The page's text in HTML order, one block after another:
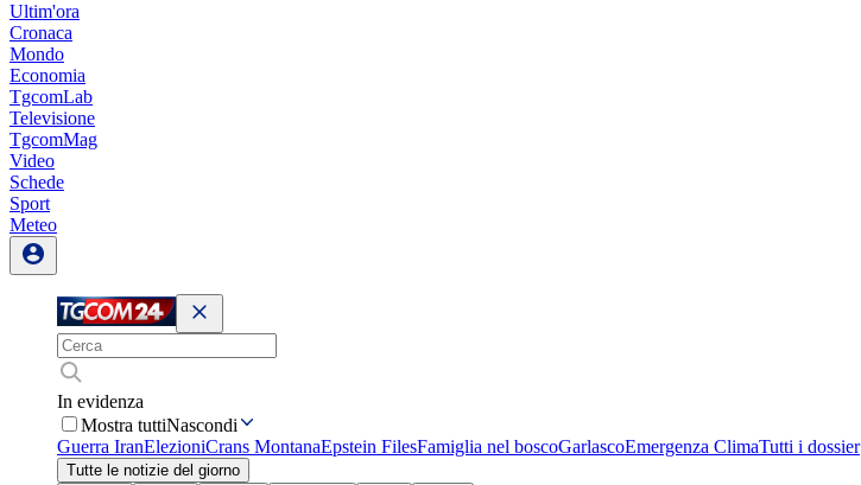
Ultim'ora
Cronaca
Mondo
Economia
TgcomLab
Televisione
TgcomMag
Video
Schede
Sport
Meteo
In evidenza
Mostra tuttiNascondi
Guerra IranElezioniCrans MontanaEpstein FilesFamiglia nel boscoGarlascoEmergenza ClimaTutti i dossier
Tutte le notizie del giorno